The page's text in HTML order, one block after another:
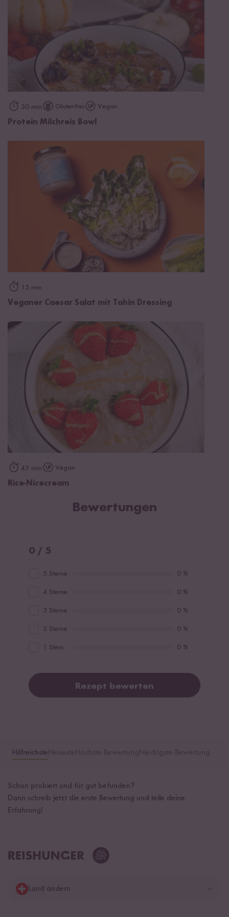
30 min Glutenfrei Vegan
Protein Milchreis Bowl
15 min
Veganer Caesar Salat mit Tahin Dressing
45 min Vegan
Rice-Nicecream
Bewertungen
0 / 5
5 Sterne 0 %
4 Sterne 0 %
3 Sterne 0 %
2 Sterne 0 %
1 Stern 0 %
Rezept bewerten
Hilfreichste
Schon probiert und für gut befunden?
Dann schreib jetzt die erste Bewertung und teile deine
Erfahrung!
Land ändern